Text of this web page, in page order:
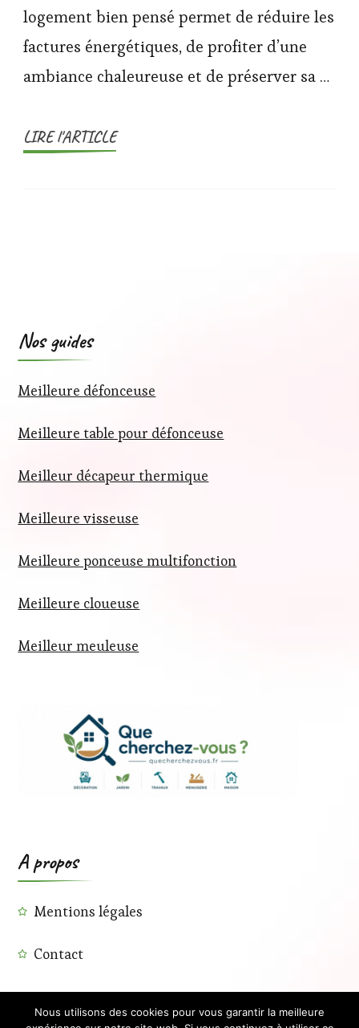
logement bien pensé permet de réduire les
factures énergétiques, de profiter d’une
ambiance chaleureuse et de préserver sa …
LIRE l'ARTICLE
Nos guides
Meilleure défonceuse
Meilleure table pour défonceuse
Meilleur décapeur thermique
Meilleure visseuse
Meilleure ponceuse multifonction
Meilleure cloueuse
Meilleur meuleuse
A propos
Mentions légales
Contact
Nous utilisons des cookies pour vous garantir la meilleure